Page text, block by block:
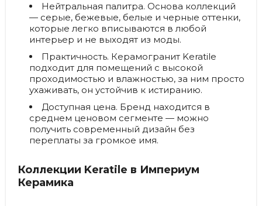
Нейтральная палитра. Основа коллекций
— серые, бежевые, белые и черные оттенки,
которые легко вписываются в любой
интерьер и не выходят из моды.
Практичность. Керамогранит Keratile
подходит для помещений с высокой
проходимостью и влажностью, за ним просто
ухаживать, он устойчив к истиранию.
Доступная цена. Бренд находится в
среднем ценовом сегменте — можно
получить современный дизайн без
переплаты за громкое имя.
Коллекции Keratile в Империум
Керамика